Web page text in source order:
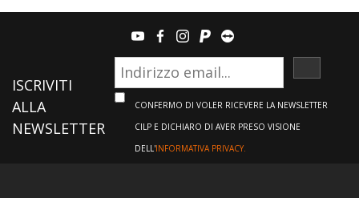
youtubefacebook
instagram
paypalteamviewer
ISCRIVITI
ALLA
NEWSLETTER
CONFERMO DI VOLER RICEVERE LA NEWSLETTER
CILP E DICHIARO DI AVER PRESO VISIONE
DELL'INFORMATIVA PRIVACY.